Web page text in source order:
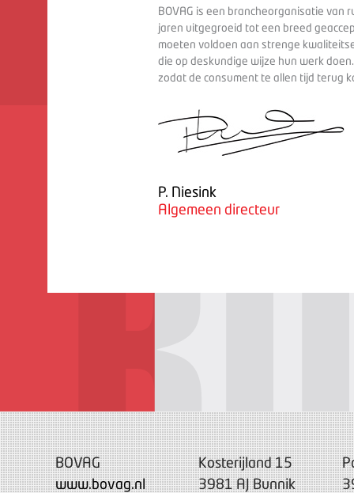
BOVAG is een brancheorganisatie van
jaren uitgegroeid tot een breed
moeten voldoen aan strenge
die op deskundige wijze hun werk
zodat de consument te allen tijd terug
P. Niesink
Algemeen directeur
BOVAG
www.bovag.nl
Kosterijland 15
3981 AJ Bunnik